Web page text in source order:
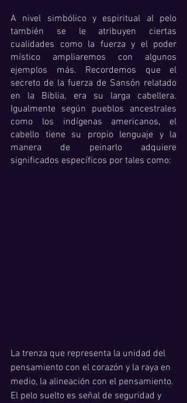
A nivel simbólico y espiritual al pelo
también se le atribuyen ciertas
cualidades como la fuerza y el poder
místico ampliaremos con algunos
ejemplos más. Recordemos que el
secreto de la fuerza de Sansón relatado
en la Biblia, era su larga cabellera.
Igualmente según pueblos ancestrales
como los indígenas americanos, el
cabello tiene su propio lenguaje y la
manera de peinarlo adquiere
significados específicos por tales como:
La trenza que representa la unidad del
pensamiento con el corazón y la raya en
medio, la alineación con el pensamiento.
El pelo suelto es señal de seguridad y